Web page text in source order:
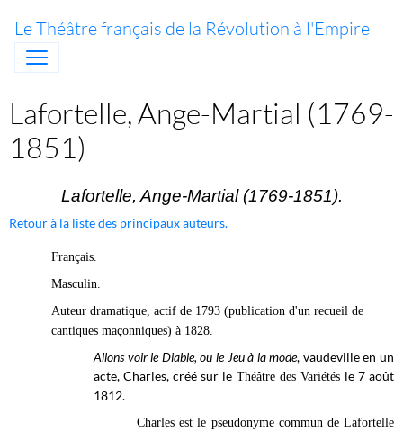
Le Théâtre français de la Révolution à l'Empire
Lafortelle, Ange-Martial (1769-
1851)
Lafortelle, Ange-Martial (1769-1851).
Retour à la liste des principaux auteurs.
Français.
Masculin.
Auteur dramatique, actif de 1793 (publication d'un recueil de
cantiques maçonniques) à 1828.
Allons voir le Diable, ou le Jeu à la mode, vaudeville en un
acte, Charles, créé sur le Théâtre des Variétés le 7 août
1812.
Charles est le pseudonyme commun de Lafortelle